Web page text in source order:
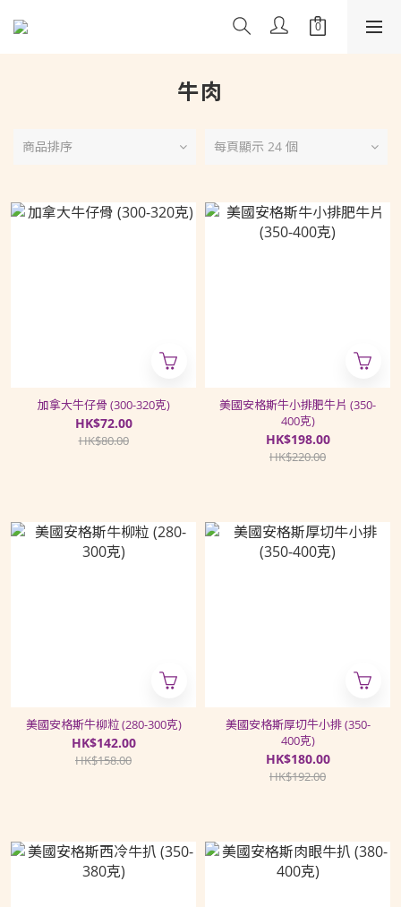
牛肉
商品排序 每頁顯示 24 個
加拿大牛仔骨 (300-320克)
HK$72.00
HK$80.00
美國安格斯牛小排肥牛片 (350-
400克)
HK$198.00
HK$220.00
美國安格斯牛柳粒 (280-300克)
HK$142.00
HK$158.00
美國安格斯厚切牛小排 (350-
400克)
HK$180.00
HK$192.00